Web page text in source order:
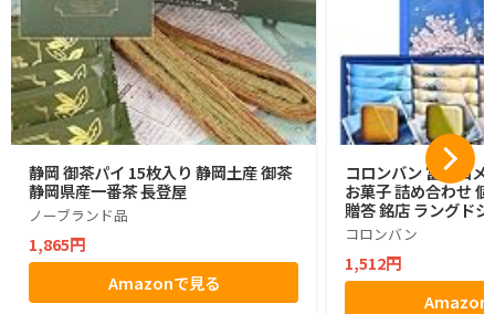
静岡 御茶パイ 15枚入り 静岡土産 御茶
静岡県産一番茶 長登屋
ノーブランド品
1,865円
Amazonで見る
コロンバン 富士山メ
お菓子 詰め合わせ
贈答 銘店 ラングド
コロンバン
1,512円
Amazon